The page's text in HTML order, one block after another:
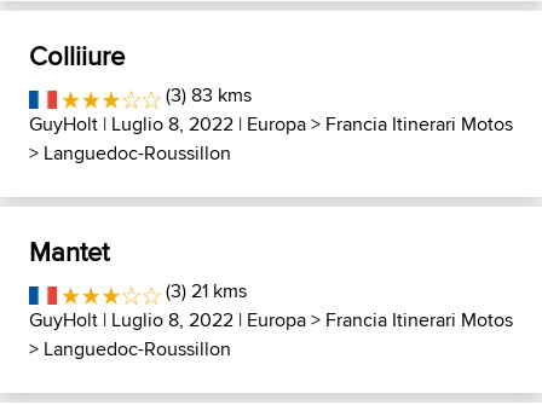
Colliiure
(3) 83 kms
GuyHolt | Luglio 8, 2022 | Europa> Francia Itinerari Motos
> Languedoc-Roussillon
Mantet
(3) 21 kms
GuyHolt | Luglio 8, 2022 | Europa> Francia Itinerari Motos
> Languedoc-Roussillon